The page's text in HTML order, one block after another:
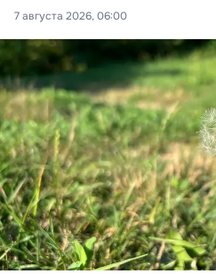
7 августа 2026, 06:00